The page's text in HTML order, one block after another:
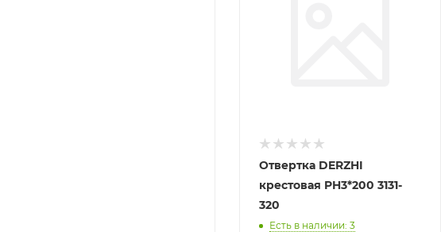
Отвертка DERZHI
крестовая PH3*200 3131-
320
Есть в наличии: 3